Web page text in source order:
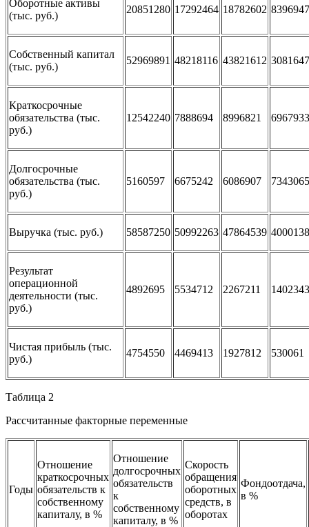
Оборотные активы
(тыс. руб.)
20851280 17292464 18782602 8396947
Собственный капитал
(тыс. руб.)
52969891 48218116 43821612
Краткосрочные
обязательства (тыс.
руб.)
12542240 7888694 8996821 6967933
Долгосрочные
обязательства (тыс.
руб.)
5160597 6675242 6086907 7343065
Выручка (тыс. руб.) 58587250 50992263 47864539
Результат
операционной
деятельности (тыс.
руб.)
4892695 5534712 2267211 1402343
Чистая прибыль (тыс.
руб.)
4754550 4469413 1927812 530061
Таблица 2
Рассчитанные факторные переменные
Годы
Отношение
краткосрочных
обязательств к
собственному
капиталу, в %
Отношение
долгосрочных
обязательств
к
собственному
капиталу, в %
Скорость
обращения
оборотных
средств, в
оборотах
Фондоотдача,
в %